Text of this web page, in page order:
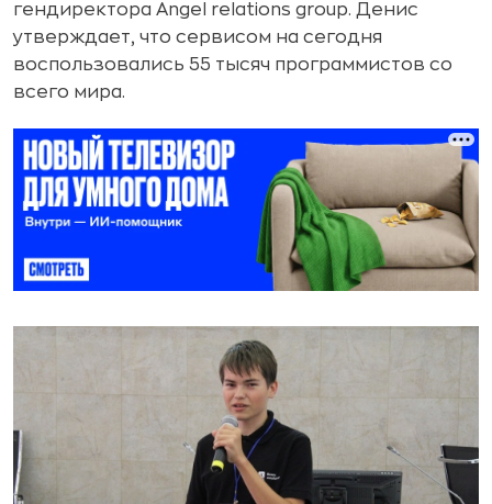
гендиректора Angel relations group. Денис
утверждает, что сервисом на сегодня
воспользовались 55 тысяч программистов со
всего мира.